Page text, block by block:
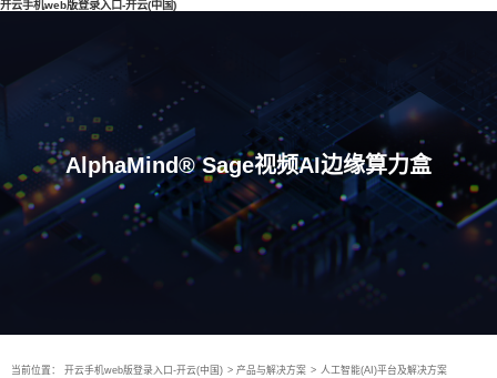
开云手机web版登录入口-开云(中国)
AlphaMind® Sage视频AI边缘算力盒
当前位置： 开云手机web版登录入口-开云(中国) > 产品与解决方案 > 人工智能(AI)平台及解决方案